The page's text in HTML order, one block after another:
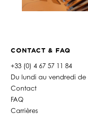
CONTACT & FAQ
+33 (0) 4 67 57 11 84
Du lundi au vendredi de
Contact
FAQ
Carrières